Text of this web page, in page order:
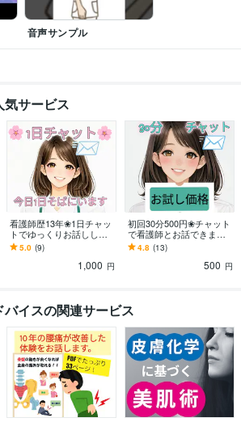
音声サンプル
気サービス
看護師歴13年❀1日チャッ
トでゆっくりお話ししま
す 24時間あたなに寄り添
います❀雑談❀ご相談❀聞
5.0 (9)
1,000 円
初回30分500円❀チャット
で看護師とお話できます
初回お試し価格/即レス/お
悩み/お話相手/看護師に聞
4.8 (13)
500 円
イスの関連サービス